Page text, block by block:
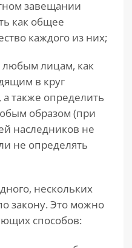
завещании
как общее
каждого из них;
любым лицам, как
в круг
также определить
образом (при
наследников не
не определять
нескольких
закону. Это можно
способов: